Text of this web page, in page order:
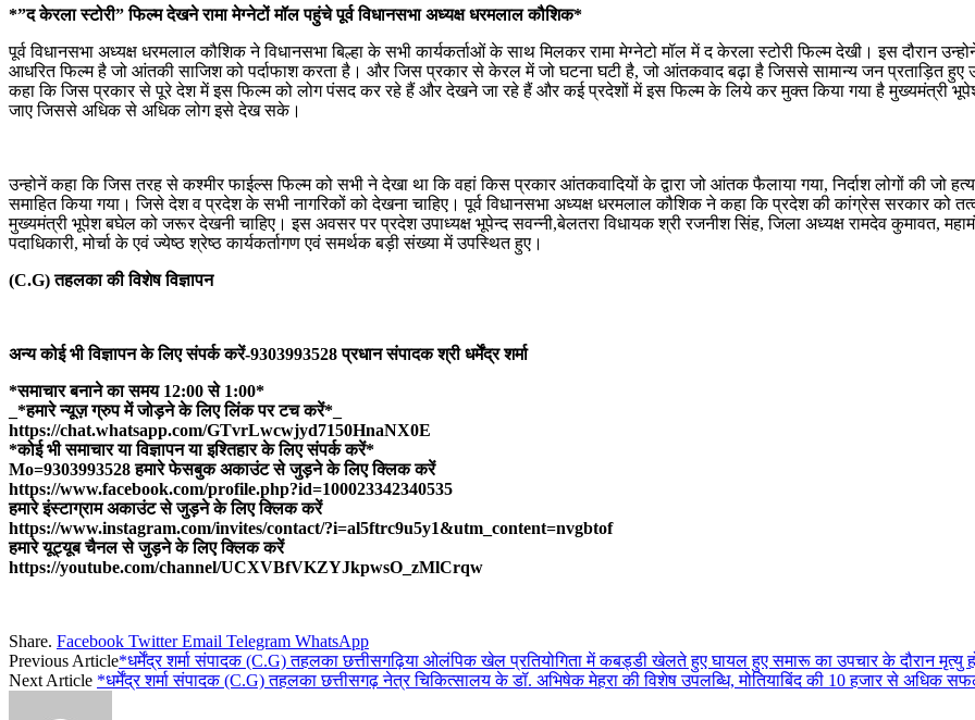
*”द केरला स्टोरी” फिल्म देखने रामा मेग्नेटों मॉल पहुंचे पूर्व विधानसभा अध्यक्ष धरमलाल कौशिक*
पूर्व विधानसभा अध्यक्ष धरमलाल कौशिक ने विधानसभा बिल्हा के सभी कार्यकर्ताओं के साथ मिलकर रामा मेग्नेटो मॉल में द केरला स्टोरी फिल्म देखी। इस दौरान
आधरित फिल्म है जो आंतकी साजिश को पर्दाफाश करता है। और जिस प्रकार से केरल में जो घटना घटी है, जो आंतकवाद बढ़ा है जिससे सामान्य जन प्रताड़ित हुए
कहा कि जिस प्रकार से पूरे देश में इस फिल्म को लोग पंसद कर रहे हैं और देखने जा रहे हैं और कई प्रदेशों में इस फिल्म के लिये कर मुक्त किया गया है मुख्यमंत्री
जाए जिससे अधिक से अधिक लोग इसे देख सके।
उन्होनें कहा कि जिस तरह से कश्मीर फाईल्स फिल्म को सभी ने देखा था कि वहां किस प्रकार आंतकवादियों के द्वारा जो आंतक फैलाया गया, निर्दाश लोगों की जो
समाहित किया गया। जिसे देश व प्रदेश के सभी नागरिकों को देखना चाहिए। पूर्व विधानसभा अध्यक्ष धरमलाल कौशिक ने कहा कि प्रदेश की कांग्रेस सरकार को
मुख्यमंत्री भूपेश बघेल को जरूर देखनी चाहिए। इस अवसर पर प्रदेश उपाध्यक्ष भूपेन्द सवन्नी,बेलतरा विधायक श्री रजनीश सिंह, जिला अध्यक्ष रामदेव कुमावत,
पदाधिकारी, मोर्चा के एवं ज्येष्ठ श्रेष्ठ कार्यकर्तागण एवं समर्थक बड़ी संख्या में उपस्थित हुए।
(C.G) तहलका की विशेष विज्ञापन
अन्य कोई भी विज्ञापन के लिए संपर्क करें-9303993528 प्रधान संपादक श्री धर्मेंद्र शर्मा
*समाचार बनाने का समय 12:00 से 1:00*
_*हमारे न्यूज़ ग्रुप में जोड़ने के लिए लिंक पर टच करें*_
https://chat.whatsapp.com/GTvrLwcwjyd7150HnaNX0E
*कोई भी समाचार या विज्ञापन या इश्तिहार के लिए संपर्क करें*
Mo=9303993528 हमारे फेसबुक अकाउंट से जुड़ने के लिए क्लिक करें
https://www.facebook.com/profile.php?id=100023342340535
हमारे इंस्टाग्राम अकाउंट से जुड़ने के लिए क्लिक करें
https://www.instagram.com/invites/contact/?i=al5ftrc9u5y1&utm_content=nvgbtof
हमारे यूट्यूब चैनल से जुड़ने के लिए क्लिक करें
https://youtube.com/channel/UCXVBfVKZYJkpwsO_zMlCrqw
Share. Facebook Twitter Email Telegram WhatsApp
Previous Article*धर्मेंद्र शर्मा संपादक (C.G) तहलका छत्तीसगढ़िया ओलंपिक खेल प्रतियोगिता में कबड्डी खेलते हुए घायल हुए समारू का उपचार के दौरान मृत्यु
Next Article *धर्मेंद्र शर्मा संपादक (C.G) तहलका छत्तीसगढ़ नेत्र चिकित्सालय के डॉ. अभिषेक मेहरा की विशेष उपलब्धि, मोतियाबिंद की 10 हजार से अधिक